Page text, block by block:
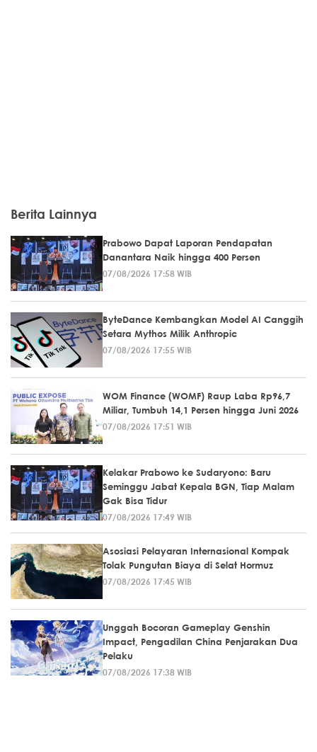
Berita Lainnya
Prabowo Dapat Laporan Pendapatan
Danantara Naik hingga 400 Persen
07/08/2026 17:58 WIB
ByteDance Kembangkan Model AI Canggih
Setara Mythos Milik Anthropic
07/08/2026 17:55 WIB
WOM Finance (WOMF) Raup Laba Rp96,7
Miliar, Tumbuh 14,1 Persen hingga Juni 2026
07/08/2026 17:51 WIB
Kelakar Prabowo ke Sudaryono: Baru
Seminggu Jabat Kepala BGN, Tiap Malam
Gak Bisa Tidur
07/08/2026 17:49 WIB
Asosiasi Pelayaran Internasional Kompak
Tolak Pungutan Biaya di Selat Hormuz
07/08/2026 17:45 WIB
Unggah Bocoran Gameplay Genshin
Impact, Pengadilan China Penjarakan Dua
Pelaku
07/08/2026 17:38 WIB